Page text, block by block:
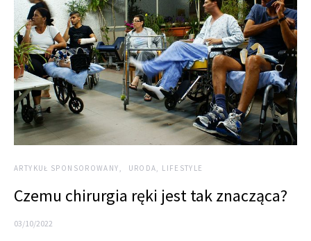
ARTYKUŁ SPONSOROWANY URODA, LIFESTYLE
Czemu chirurgia ręki jest tak znacząca?
03/10/2022